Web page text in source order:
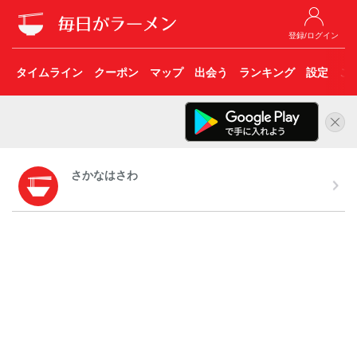
登録/ログイン
タイムライン クーポン マップ 出会う ランキング 設定 こ
さかなはさわ